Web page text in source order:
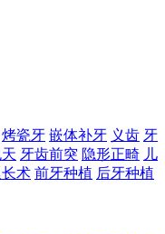
烤瓷牙 嵌体补牙 义齿 牙
牙齿前突 隐形正畸 儿
术 前牙种植 后牙种植